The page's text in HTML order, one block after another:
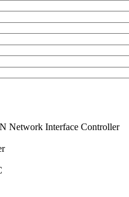
Network Interface Controller